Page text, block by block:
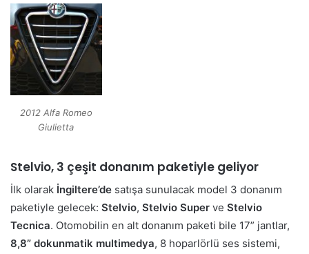
2012 Alfa Romeo
Giulietta
Stelvio, 3 çeşit donanım paketiyle geliyor
İlk olarak İngiltere’de satışa sunulacak model 3 donanım
paketiyle gelecek: Stelvio, Stelvio Super ve Stelvio
Tecnica. Otomobilin en alt donanım paketi bile 17” jantlar,
8,8” dokunmatik multimedya, 8 hoparlörlü ses sistemi,